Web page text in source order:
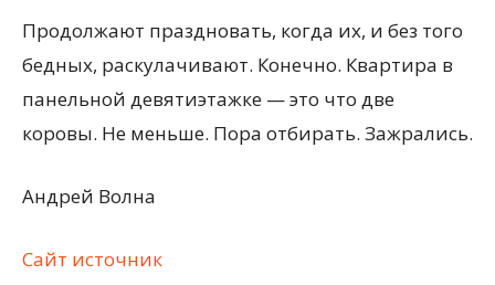
Продолжают праздновать, когда их, и без того
бедных, раскулачивают. Конечно. Квартира в
панельной девятиэтажке — это что две
коровы. Не меньше. Пора отбирать. Зажрались.
Андрей Волна
Сайт источник